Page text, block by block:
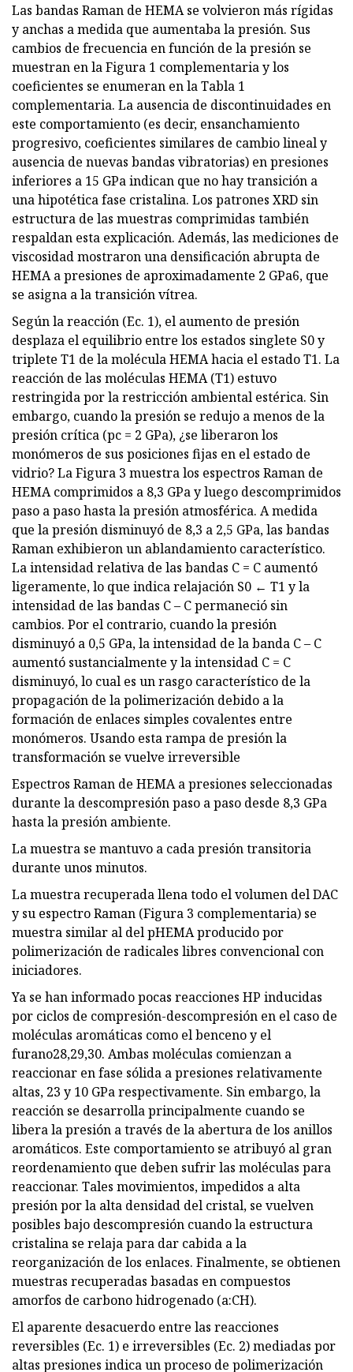
Las bandas Raman de HEMA se volvieron más rígidas
y anchas a medida que aumentaba la presión. Sus
cambios de frecuencia en función de la presión se
muestran en la Figura 1 complementaria y los
coeficientes se enumeran en la Tabla 1
complementaria. La ausencia de discontinuidades en
este comportamiento (es decir, ensanchamiento
progresivo, coeficientes similares de cambio lineal y
ausencia de nuevas bandas vibratorias) en presiones
inferiores a 15 GPa indican que no hay transición a
una hipotética fase cristalina. Los patrones XRD sin
estructura de las muestras comprimidas también
respaldan esta explicación. Además, las mediciones de
viscosidad mostraron una densificación abrupta de
HEMA a presiones de aproximadamente 2 GPa6, que
se asigna a la transición vítrea.
Según la reacción (Ec. 1), el aumento de presión
desplaza el equilibrio entre los estados singlete S0 y
triplete T1 de la molécula HEMA hacia el estado T1. La
reacción de las moléculas HEMA (T1) estuvo
restringida por la restricción ambiental estérica. Sin
embargo, cuando la presión se redujo a menos de la
presión crítica (pc = 2 GPa), ¿se liberaron los
monómeros de sus posiciones fijas en el estado de
vidrio? La Figura 3 muestra los espectros Raman de
HEMA comprimidos a 8,3 GPa y luego descomprimidos
paso a paso hasta la presión atmosférica. A medida
que la presión disminuyó de 8,3 a 2,5 GPa, las bandas
Raman exhibieron un ablandamiento característico.
La intensidad relativa de las bandas C = C aumentó
ligeramente, lo que indica relajación S0 ← T1 y la
intensidad de las bandas C – C permaneció sin
cambios. Por el contrario, cuando la presión
disminuyó a 0,5 GPa, la intensidad de la banda C – C
aumentó sustancialmente y la intensidad C = C
disminuyó, lo cual es un rasgo característico de la
propagación de la polimerización debido a la
formación de enlaces simples covalentes entre
monómeros. Usando esta rampa de presión la
transformación se vuelve irreversible
Espectros Raman de HEMA a presiones seleccionadas
durante la descompresión paso a paso desde 8,3 GPa
hasta la presión ambiente.
La muestra se mantuvo a cada presión transitoria
durante unos minutos.
La muestra recuperada llena todo el volumen del DAC
y su espectro Raman (Figura 3 complementaria) se
muestra similar al del pHEMA producido por
polimerización de radicales libres convencional con
iniciadores.
Ya se han informado pocas reacciones HP inducidas
por ciclos de compresión-descompresión en el caso de
moléculas aromáticas como el benceno y el
furano28,29,30. Ambas moléculas comienzan a
reaccionar en fase sólida a presiones relativamente
altas, 23 y 10 GPa respectivamente. Sin embargo, la
reacción se desarrolla principalmente cuando se
libera la presión a través de la abertura de los anillos
aromáticos. Este comportamiento se atribuyó al gran
reordenamiento que deben sufrir las moléculas para
reaccionar. Tales movimientos, impedidos a alta
presión por la alta densidad del cristal, se vuelven
posibles bajo descompresión cuando la estructura
cristalina se relaja para dar cabida a la
reorganización de los enlaces. Finalmente, se obtienen
muestras recuperadas basadas en compuestos
amorfos de carbono hidrogenado (a:CH).
El aparente desacuerdo entre las reacciones
reversibles (Ec. 1) e irreversibles (Ec. 2) mediadas por
altas presiones indica un proceso de polimerización